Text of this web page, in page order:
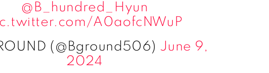
@B_hundred_Hyun
A0aofcNWuP
(@Bground506) June 9,
2024